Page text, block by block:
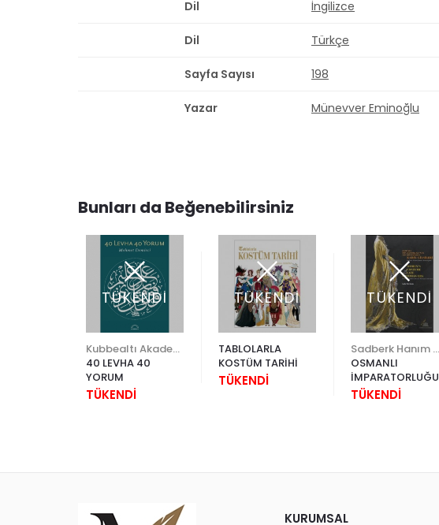
Dil İngilizce
Dil Türkçe
Sayfa Sayısı 198
Yazar Münevver Eminoğlu
Bunları da Beğenebilirsiniz
TÜKENDİ
40 LEVHA 40
YORUM
TÜKENDİ
TÜKENDİ
TABLOLARLA
KOSTÜM TARİHİ
TÜKENDİ
TÜKENDİ
OSMANLI
İMPARATORLUĞU
´NUN SON
TÜKENDİ
KURUMSAL